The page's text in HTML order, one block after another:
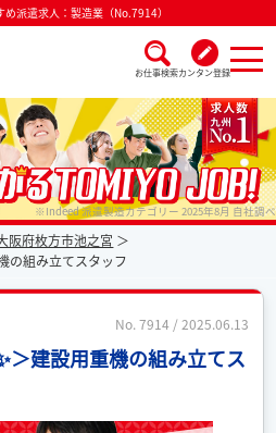
派遣求人：製造業（No.7914）
お仕事検索カンタン登録
ブ ※Indeed 派遣製造カテゴリー 2025年8月 自社調べ
阪府枚方市池之宮
の組み立てスタッフ
No. 7914 / 2025.06.13
＞建設用重機の組み立てス